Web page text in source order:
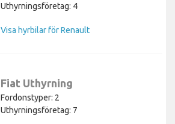
Uthyrningsföretag: 4
Visa hyrbilar för Renault
Fiat Uthyrning
Fordonstyper: 2
Uthyrningsföretag: 7